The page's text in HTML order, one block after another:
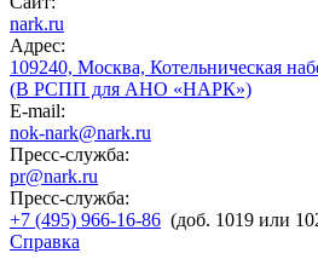
nark.ru
Адрес:
109240, Москва, Котельническая
(В РСПП для АНО «НАРК»)
E-mail:
nok-nark@nark.ru
Пресс-служба:
pr@nark.ru
Пресс-служба:
+7 (495) 966-16-86 (доб. 1019 или
Справка